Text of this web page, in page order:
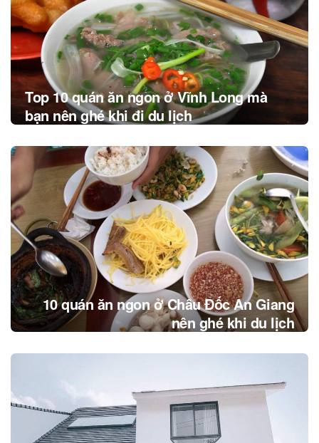
Top 10 quán ăn ngon ở Vĩnh Long mà
bạn nên ghé khi đi du lịch
10 quán ăn ngon ở Châu Đốc An Giang
nên ghé khi du lịch